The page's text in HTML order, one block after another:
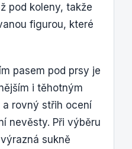
pod koleny, takže
figurou, které
pasem pod prsy je
i těhotným
a rovný střih ocení
nevěsty. Při výběru
sukně